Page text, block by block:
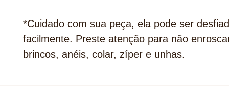
*Cuidado com sua peça, ela pode ser
facilmente. Preste atenção para não
brincos, anéis, colar, zíper e unhas.